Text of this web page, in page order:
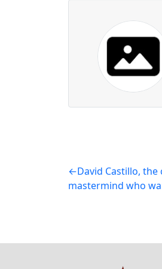
Post
navigation
David Castillo,
mastermind who